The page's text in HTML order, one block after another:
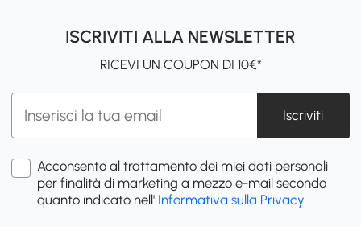
ISCRIVITI ALLA NEWSLETTER
RICEVI UN COUPON DI 10€*
Iscriviti
Acconsento al trattamento dei miei dati personali
per finalità di marketing a mezzo e-mail secondo
quanto indicato nell' Informativa sulla Privacy